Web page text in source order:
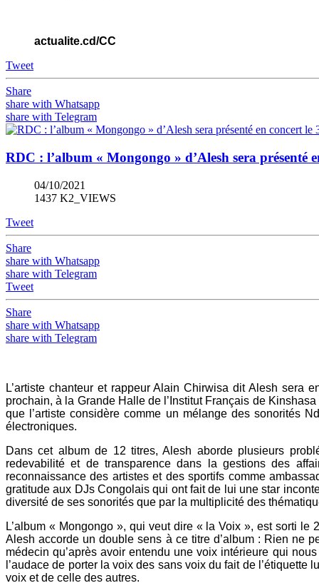
actualite.cd/CC
Tweet
Share
share with Whatsapp
share with Telegram
RDC : l’album « Mongongo » d’Alesh sera présenté
04/10/2021
1437 K2_VIEWS
Tweet
Share
share with Whatsapp
share with Telegram
Tweet
Share
share with Whatsapp
share with Telegram
L’artiste chanteur et rappeur Alain Chirwisa dit Alesh sera
prochain, à la Grande Halle de l’Institut Français de
que l’artiste considère comme un mélange des sonorités
électroniques.
Dans cet album de 12 titres, Alesh aborde plusieurs
redevabilité et de transparence dans la gestions des
reconnaissance des artistes et des sportifs comme
gratitude aux DJs Congolais qui ont fait de lui une star
diversité de ses sonorités que par la multiplicité des
L’album « Mongongo », qui veut dire « la Voix », est sorti
Alesh accorde un double sens à ce titre d’album : Rien ne
médecin qu’après avoir entendu une voix intérieure qui
l’audace de porter la voix des sans voix du fait de
voix et de celle des autres.